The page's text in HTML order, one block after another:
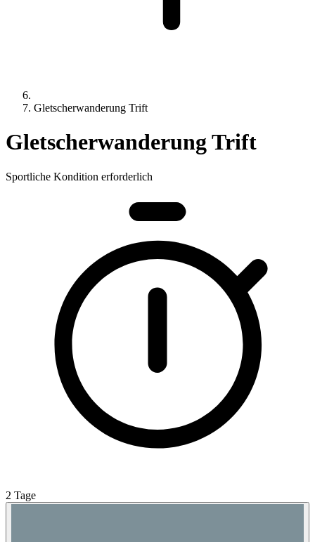
Gletscherwanderung Trift
Gletscherwanderung Trift
Sportliche Kondition erforderlich
2 Tage